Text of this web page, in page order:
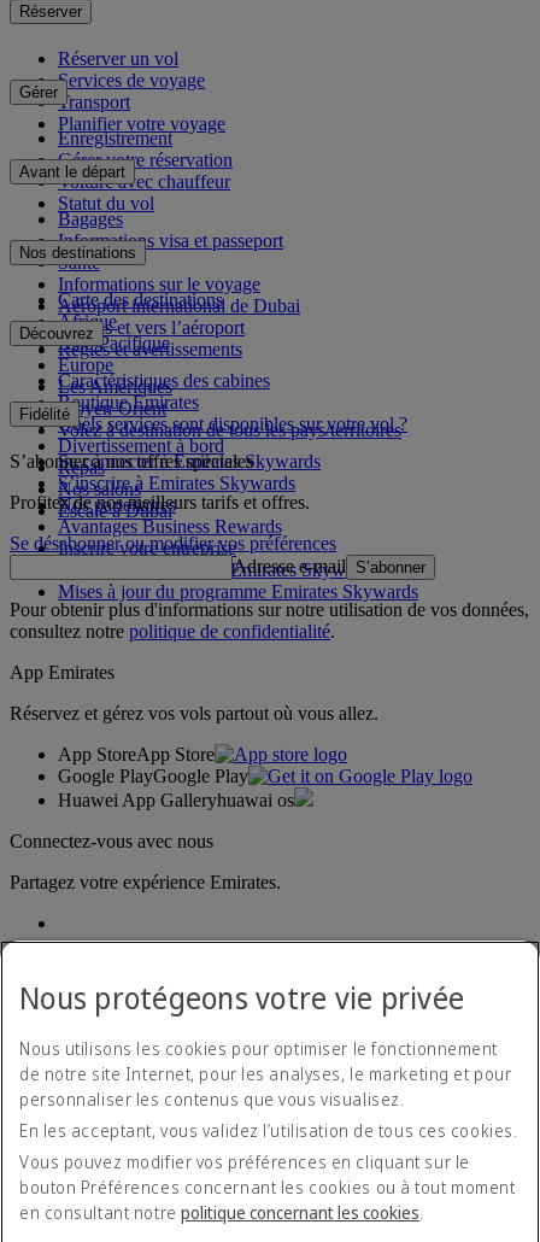
Réserver
Réserver un vol
Services de voyage
Transport
Planifier votre voyage
Gérer
Enregistrement
Gérer votre réservation
Voiture avec chauffeur
Statut du vol
Avant le départ
Bagages
Informations visa et passeport
Santé
Informations sur le voyage
Aéroport international de Dubai
Depuis et vers l’aéroport
Règles et avertissements
Nos destinations
Carte des destinations
Afrique
Asie-Pacifique
Europe
Les Amériques
Moyen-Orient
Volez à destination de tous les pays/territoires
Découvrez
Caractéristiques des cabines
Boutique Emirates
Quels services sont disponibles sur votre vol ?
Divertissement à bord
Repas
Nos salons
Escale à Dubai
Fidélité
Se connecter à Emirates Skywards
S’inscrire à Emirates Skywards
Nos partenaires
Avantages Business Rewards
Inscrire votre entreprise
Règles du programme Emirates Skywards
Mises à jour du programme Emirates Skywards
S’abonner à nos offres spéciales
Profitez de nos meilleurs tarifs et offres.
Se désabonner ou modifier vos préférences
Adresse e-mail S’abonner
Pour obtenir plus d'informations sur notre utilisation de vos données,
consultez notre politique de confidentialité.
App Emirates
Réservez et gérez vos vols partout où vous allez.
App StoreApp Store
Google PlayGoogle Play
Huawei App Galleryhuawai os
Connectez-vous avec nous
Partagez votre expérience Emirates.
Déclaration d'accessibilité
Politique de confidentialité
Conditions générales
Politique en matière de cookies
Cyber-sécurité
Déclaration de transparence vis-à-vis de la loi sur l’esclavage
Nous protégeons votre vie privée
Nous utilisons les cookies pour optimiser le fonctionnement
de notre site Internet, pour les analyses, le marketing et pour
personnaliser les contenus que vous visualisez.
En les acceptant, vous validez l’utilisation de tous ces cookies.
Vous pouvez modifier vos préférences en cliquant sur le
bouton Préférences concernant les cookies ou à tout moment
en consultant notrepolitique concernant les cookies.